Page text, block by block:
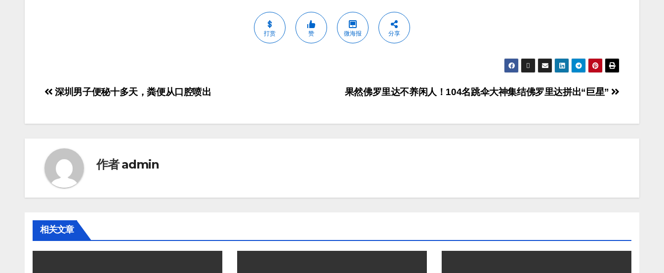
打赏 赞 微海报 分享
果然佛罗里达不养闲人！104名跳伞大神集结佛罗里达拼出“巨星”
深圳男子便秘十多天，粪便从口腔喷出
作者admin
相关文章